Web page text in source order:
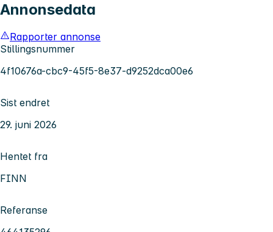
Annonsedata
Rapporter annonse
Stillingsnummer
4f10676a-cbc9-45f5-8e37-d9252dca00e6
Sist endret
29. juni 2026
Hentet fra
FINN
Referanse